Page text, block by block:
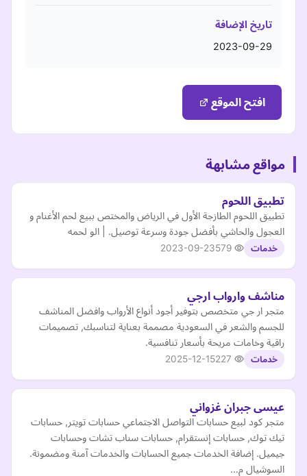
تاريخ الإضافة
2023-09-29
افتح الموقع
مواقع مشابهة
تطبيق اللحوم
تطبيق اللحوم الطازجة الأول في الرياض والمختص ببيع لحم الأغنام و
العجول والحاشي بأفضل جودة وسرعة توصيل. | الو لحمه
خدمات 2023-09-23
مناشف وارواب ارجي
متجر ار جي متخصص بتوفير أجود أنواع الأرواب وافضل المناشف
للجسم والشعر في السعودية مصممة بعناية لتناسبك, تصميمات
راقية وخامات مريحة بأسعار تنافسية.
خدمات 2025-12-15
عيسى جبران غزواني
متجر كود لبيع حسابات التواصل الاجتماعي حسابات تويتر, حسابات
تيك توك, حسابات إنستقرام, حسابات سناب تشات وحسابات
جيميل. إضافة الخدمات جميع الحسابات والخدمات آمنة ومضمونة.
السوشيال م…